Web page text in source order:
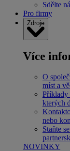
Sdělte
Pro firmy
Zdroje
Více
O
míst a
Příklady
kterých
nebo
Staňte
NOVINKY